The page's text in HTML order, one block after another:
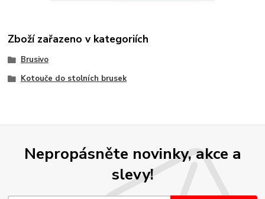
Zboží zařazeno v kategoriích
Brusivo
Kotouče do stolních brusek
Nepropásněte novinky, akce a
slevy!